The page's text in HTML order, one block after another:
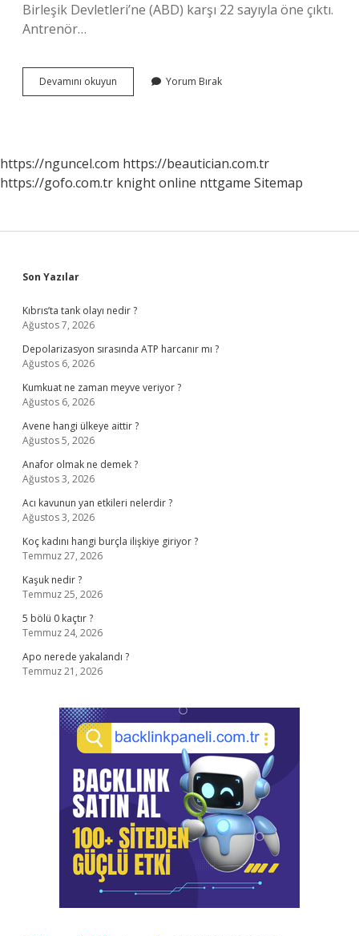
Birleşik Devletleri’ne (ABD) karşı 22 sayıyla öne çıktı.
Antrenör…
Devamını okuyun
Amerika
Yorum Bırak
https://nguncel.com https://beautician.com.tr
https://gofo.com.tr knight online nttgame Sitemap
Sidebar
Son Yazılar
Kıbrıs’ta tank olayı nedir ?
Ağustos 7, 2026
Depolarizasyon sırasında ATP harcanır mı ?
Ağustos 6, 2026
Kumkuat ne zaman meyve veriyor ?
Ağustos 6, 2026
Avene hangi ülkeye aittir ?
Ağustos 5, 2026
Anafor olmak ne demek ?
Ağustos 3, 2026
Acı kavunun yan etkileri nelerdir ?
Ağustos 3, 2026
Koç kadını hangi burçla ilişkiye giriyor ?
Temmuz 27, 2026
Kaşuk nedir ?
Temmuz 25, 2026
5 bölü 0 kaçtır ?
Temmuz 24, 2026
Apo nerede yakalandı ?
Temmuz 21, 2026